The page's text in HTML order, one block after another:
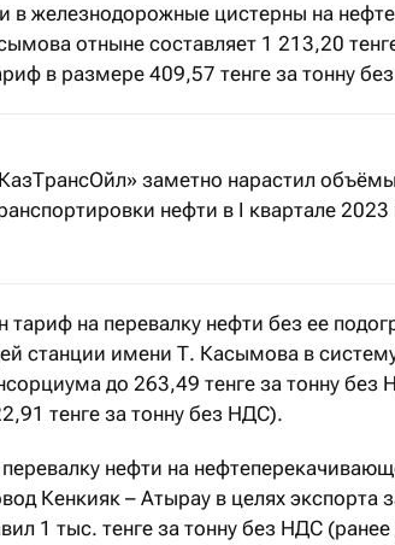
в железнодорожные цистерны на
отныне составляет 1 213,20
в размере 409,57 тенге за тонну
заметно нарастил объёмы
нефти в I квартале 2023
на перевалку нефти без ее
станции имени Т. Касымова в
до 263,49 тенге за тонну без
тенге за тонну без НДС).
нефти на
Кенкияк – Атырау в целях экспорта
1 тыс. тенге за тонну без НДС